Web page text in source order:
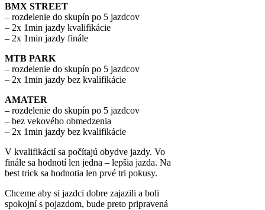
BMX STREET
– rozdelenie do skupín po 5 jazdcov
– 2x 1min jazdy kvalifikácie
– 2x 1min jazdy finále
MTB PARK
– rozdelenie do skupín po 5 jazdcov
– 2x 1min jazdy bez kvalifikácie
AMATER
– rozdelenie do skupín po 5 jazdcov
– bez vekového obmedzenia
– 2x 1min jazdy bez kvalifikácie
V kvalifikácií sa počítajú obydve jazdy. Vo
finále sa hodnotí len jedna – lepšia jazda. Na
best trick sa hodnotia len prvé tri pokusy.
Chceme aby si jazdci dobre zajazili a boli
spokojní s pojazdom, bude preto pripravená